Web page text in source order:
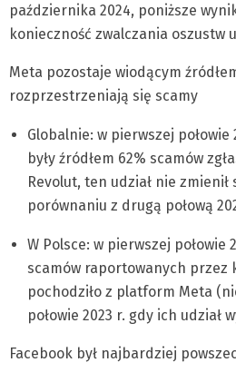
października 2024, poniższe
konieczność zwalczania oszustw
Meta pozostaje wiodącym
rozprzestrzeniają się scamy
Globalnie: w pierwszej
były źródłem 62% scamów
Revolut, ten udział nie
porównaniu z drugą połową
W Polsce: w pierwszej połowie
scamów raportowanych przez
pochodziło z platform Meta
połowie 2023 r. gdy ich udział
Facebook był najbardziej